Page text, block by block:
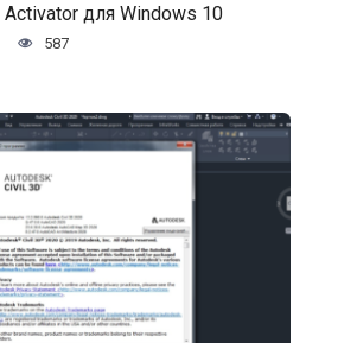
Activator для Windows 10
587